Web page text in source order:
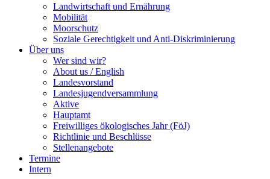
Landwirtschaft und Ernährung
Mobilität
Moorschutz
Soziale Gerechtigkeit und Anti-Diskriminierung
Über uns
Wer sind wir?
About us / English
Landesvorstand
Landesjugendversammlung
Aktive
Hauptamt
Freiwilliges ökologisches Jahr (FöJ)
Richtlinie und Beschlüsse
Stellenangebote
Termine
Intern